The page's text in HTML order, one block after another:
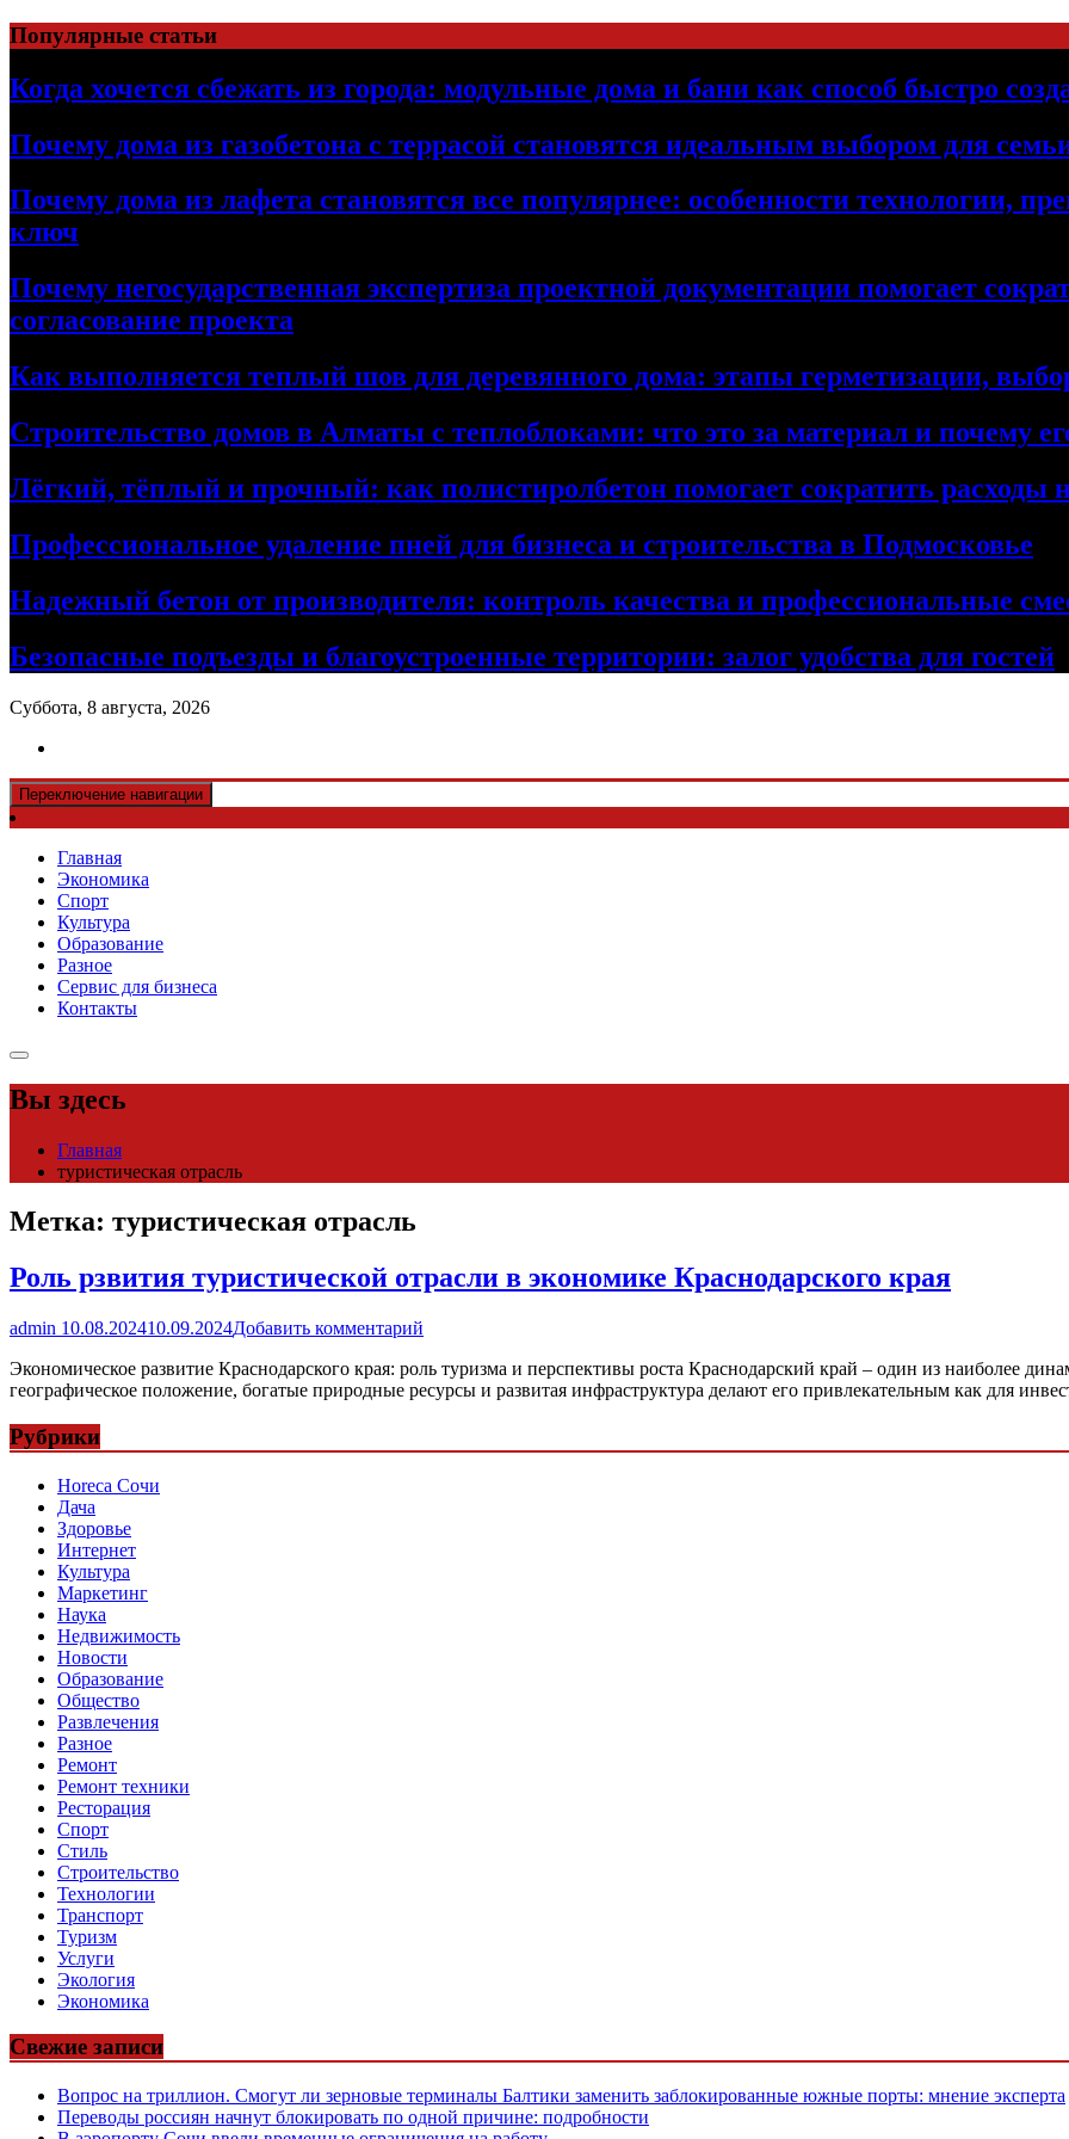
Перейти
к
содержимому
Популярные статьи
Когда хочется сбежать из города: модульные дома и бани как способ быстро
Почему дома из газобетона с террасой становятся идеальным выбором для
Почему дома из лафета становятся все популярнее: особенности технологии,
ключ
Почему негосударственная экспертиза проектной документации помогает
согласование проекта
Как выполняется теплый шов для деревянного дома: этапы герметизации,
Строительство домов в Алматы с теплоблоками: что это за материал и почему
Лёгкий, тёплый и прочный: как полистиролбетон помогает сократить расходы
Профессиональное удаление пней для бизнеса и строительства в Подмосковье
Надежный бетон от производителя: контроль качества и профессиональные
Безопасные подъезды и благоустроенные территории: залог удобства для гостей
Суббота, 8 августа, 2026
Переключение навигации
Главная
Экономика
Спорт
Культура
Образование
Разное
Сервис для бизнеса
Контакты
Вы здесь
Главная
туристическая отрасль
Метка: туристическая отрасль
Роль рзвития туристической отрасли в экономике Краснодарского края
admin 10.08.202410.09.2024Добавить комментарий
Экономическое развитие Краснодарского края: роль туризма и перспективы роста Краснодарский край – один из наиболее
географическое положение, богатые природные ресурсы и развитая инфраструктура делают его привлекательным как для
Рубрики
Horeca Сочи
Дача
Здоровье
Интернет
Культура
Маркетинг
Наука
Недвижимость
Новости
Образование
Общество
Развлечения
Разное
Ремонт
Ремонт техники
Ресторация
Спорт
Стиль
Строительство
Технологии
Транспорт
Туризм
Услуги
Экология
Экономика
Свежие записи
Вопрос на триллион. Смогут ли зерновые терминалы Балтики заменить заблокированные южные порты: мнение эксперта
Переводы россиян начнут блокировать по одной причине: подробности